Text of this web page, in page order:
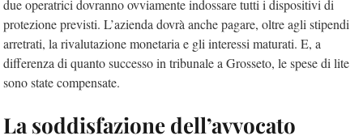
due operatrici dovranno ovviamente indossare tutti i dispositivi di
protezione previsti. L’azienda dovrà anche pagare, oltre agli stipendi
arretrati, la rivalutazione monetaria e gli interessi maturati. E, a
differenza di quanto successo in tribunale a Grosseto, le spese di lite
sono state compensate.
La soddisfazione dell’avvocato